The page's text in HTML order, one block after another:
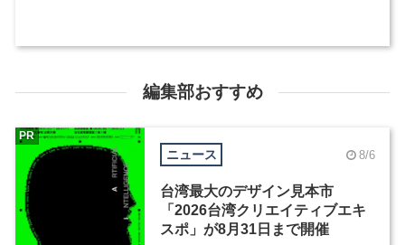
編集部おすすめ
ニュース 8/6
台湾最大のデザイン見本市
「2026台湾クリエイティブエキ
スポ」が8月31日まで開催
PR